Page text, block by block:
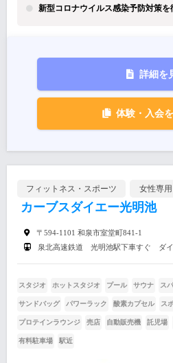
新型コロナウイルス感染予防対策を
詳細を
体験・入会
フィットネス・スポーツ 女性専用
カーブスダイエー光明池
〒594-1101 和泉市室堂町841-1
泉北高速鉄道 光明池駅下車すぐ ダイ
スタジオ ホットスタジオ プール サウナ ス
サンドバッグ パワーラック 酸素カプセル ス
プロテインラウンジ 売店 自動販売機 託児場
有料駐車場 駅近